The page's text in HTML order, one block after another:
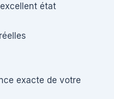
état
exacte de votre